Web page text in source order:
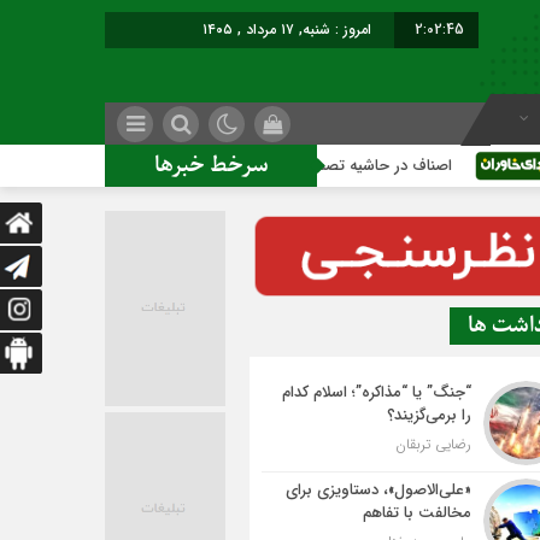
2:02:46 امروز : شنبه, ۱۷ مرداد , ۱۴۰۵
سرخط خبرها
اصناف در حاشیه تصمیم‌سازی؛ شهر بدون بازار به کجا می‌رسد؟
ها
“جنگ” یا “مذاکره”؛ اسلام کدام
را برمی‌گزیند؟
رضایی تربقان
«علی‌الاصول»، دستاویزی برای
مخالفت با تفاهم